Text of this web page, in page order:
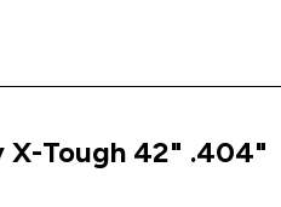
X-Tough 42" .404"